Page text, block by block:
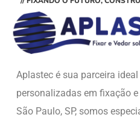
Aplastec é sua parceira
personalizadas em fixação
São Paulo, SP, somos